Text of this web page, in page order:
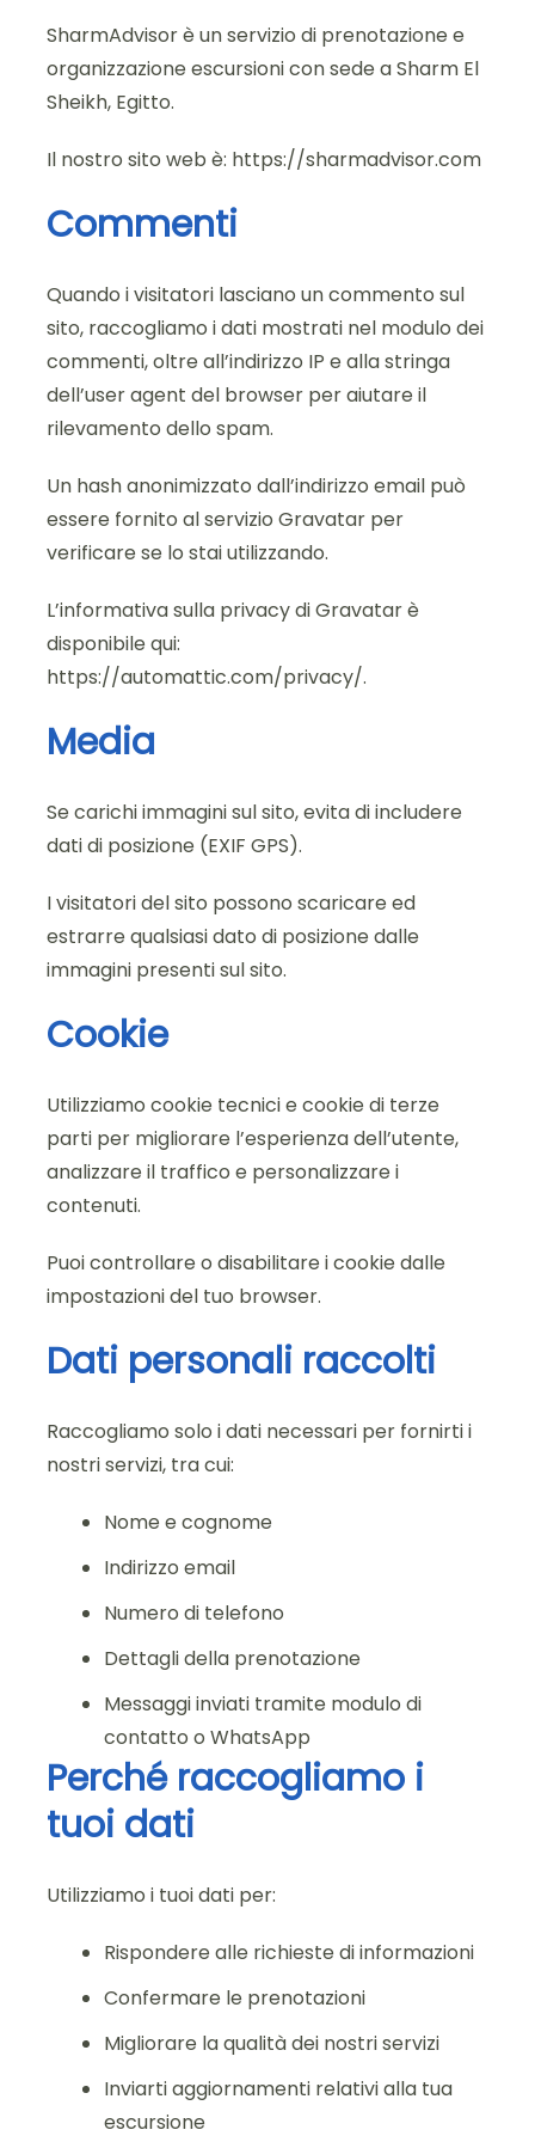
SharmAdvisor è un servizio di prenotazione e
organizzazione escursioni con sede a Sharm El
Sheikh, Egitto.
Il nostro sito web è: https://sharmadvisor.com
Commenti
Quando i visitatori lasciano un commento sul
sito, raccogliamo i dati mostrati nel modulo dei
commenti, oltre all’indirizzo IP e alla stringa
dell’user agent del browser per aiutare il
rilevamento dello spam.
Un hash anonimizzato dall’indirizzo email può
essere fornito al servizio Gravatar per
verificare se lo stai utilizzando.
L’informativa sulla privacy di Gravatar è
disponibile qui:
https://automattic.com/privacy/.
Media
Se carichi immagini sul sito, evita di includere
dati di posizione (EXIF GPS).
I visitatori del sito possono scaricare ed
estrarre qualsiasi dato di posizione dalle
immagini presenti sul sito.
Cookie
Utilizziamo cookie tecnici e cookie di terze
parti per migliorare l’esperienza dell’utente,
analizzare il traffico e personalizzare i
contenuti.
Puoi controllare o disabilitare i cookie dalle
impostazioni del tuo browser.
Dati personali raccolti
Raccogliamo solo i dati necessari per fornirti i
nostri servizi, tra cui:
Nome e cognome
Indirizzo email
Numero di telefono
Dettagli della prenotazione
Messaggi inviati tramite modulo di
contatto o WhatsApp
Perché raccogliamo i
tuoi dati
Utilizziamo i tuoi dati per:
Rispondere alle richieste di informazioni
Confermare le prenotazioni
Migliorare la qualità dei nostri servizi
Inviarti aggiornamenti relativi alla tua
escursione